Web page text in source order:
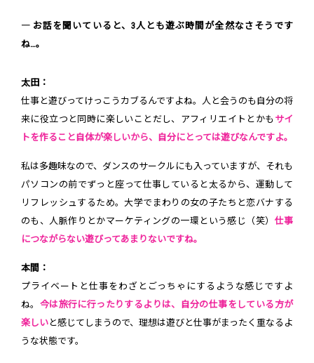
― お話を聞いていると、3人とも遊ぶ時間が全然なさそうです
ね…。
太田：
仕事と遊びってけっこうカブるんですよね。人と会うのも自分の将
来に役立つと同時に楽しいことだし、アフィリエイトとかも サイ
トを作ること自体が楽しいから、自分にとっては遊びなんですよ。
私は多趣味なので、ダンスのサークルにも入っていますが、それも
パソコンの前でずっと座って仕事していると太るから、運動して
リフレッシュするため。大学でまわりの女の子たちと恋バナする
のも、人脈作りとかマーケティングの一環という感じ（笑） 仕事
につながらない遊びってあまりないですね。
本間：
プライベートと仕事をわざとごっちゃにするような感じですよ
ね。 今は旅行に行ったりするよりは、自分の仕事をしている方が
楽しい と感じてしまうので、理想は遊びと仕事がまったく重なるよ
うな状態です。